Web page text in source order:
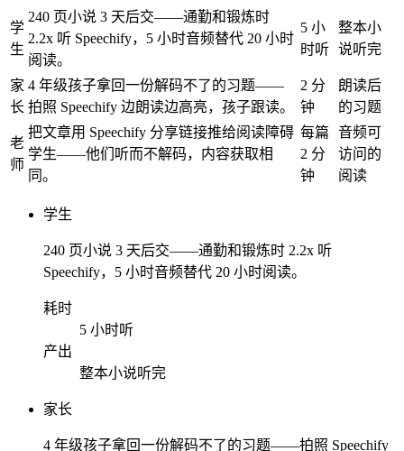
学
生
240 页小说 3 天后交——通勤和锻炼时
2.2x 听 Speechify，5 小时音频替代 20 小时
阅读。
5 小
时听
整本小
说听完
家
长
4 年级孩子拿回一份解码不了的习题——
拍照 Speechify 边朗读边高亮，孩子跟读。
2 分
钟
朗读后
的习题
老
师
把文章用 Speechify 分享链接推给阅读障碍
学生——他们听而不解码，内容获取相
同。
每篇
2 分
钟
音频可
访问的
阅读
学生
240 页小说 3 天后交——通勤和锻炼时 2.2x 听
Speechify，5 小时音频替代 20 小时阅读。
耗时
5 小时听
产出
整本小说听完
家长
4 年级孩子拿回一份解码不了的习题——拍照 Speechify